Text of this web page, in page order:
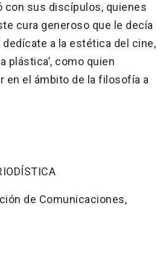
con sus discípulos, quienes
cura generoso que le decía
dedícate a la estética del cine,
plástica’, como quien
en el ámbito de la filosofía a
de Comunicaciones,